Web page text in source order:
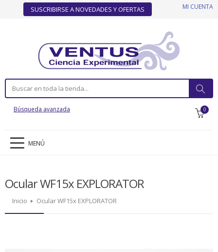
SUSCRIBIRSE A NOVEDADES Y OFERTAS MI CUENTA
Búsqueda avanzada 0
MENÚ
Ocular WF15x EXPLORATOR
Inicio Ocular WF15x EXPLORATOR